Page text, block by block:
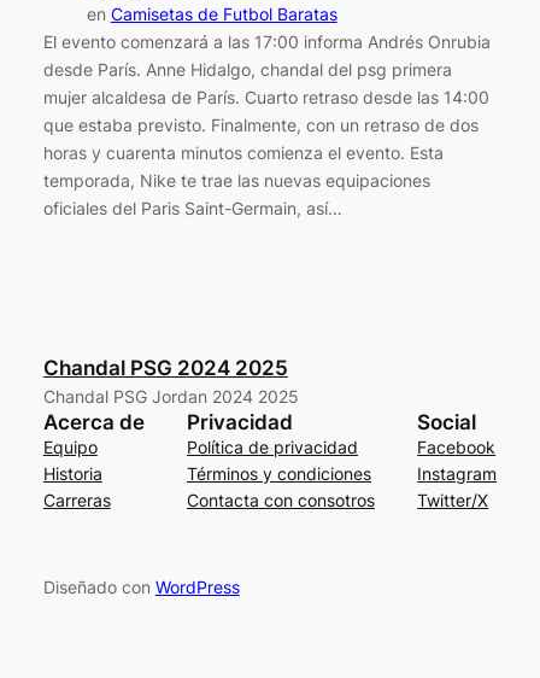
en Camisetas de Futbol Baratas
El evento comenzará a las 17:00 informa Andrés Onrubia
desde París. Anne Hidalgo, chandal del psg primera
mujer alcaldesa de París. Cuarto retraso desde las 14:00
que estaba previsto. Finalmente, con un retraso de dos
horas y cuarenta minutos comienza el evento. Esta
temporada, Nike te trae las nuevas equipaciones
oficiales del Paris Saint-Germain, así…
Chandal PSG 2024 2025
Chandal PSG Jordan 2024 2025
Acerca de
Equipo
Historia
Carreras
Privacidad
Política de privacidad
Términos y condiciones
Contacta con consotros
Social
Facebook
Instagram
Twitter/X
Diseñado con WordPress